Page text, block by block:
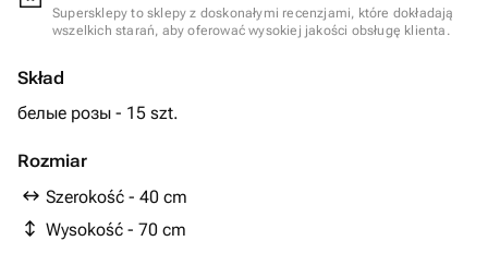
Supersklepy to sklepy z doskonałymi recenzjami, które dokładają
wszelkich starań, aby oferować wysokiej jakości obsługę klienta.
Skład
белые розы - 15 szt.
Rozmiar
Szerokość - 40 cm
Wysokość - 70 cm